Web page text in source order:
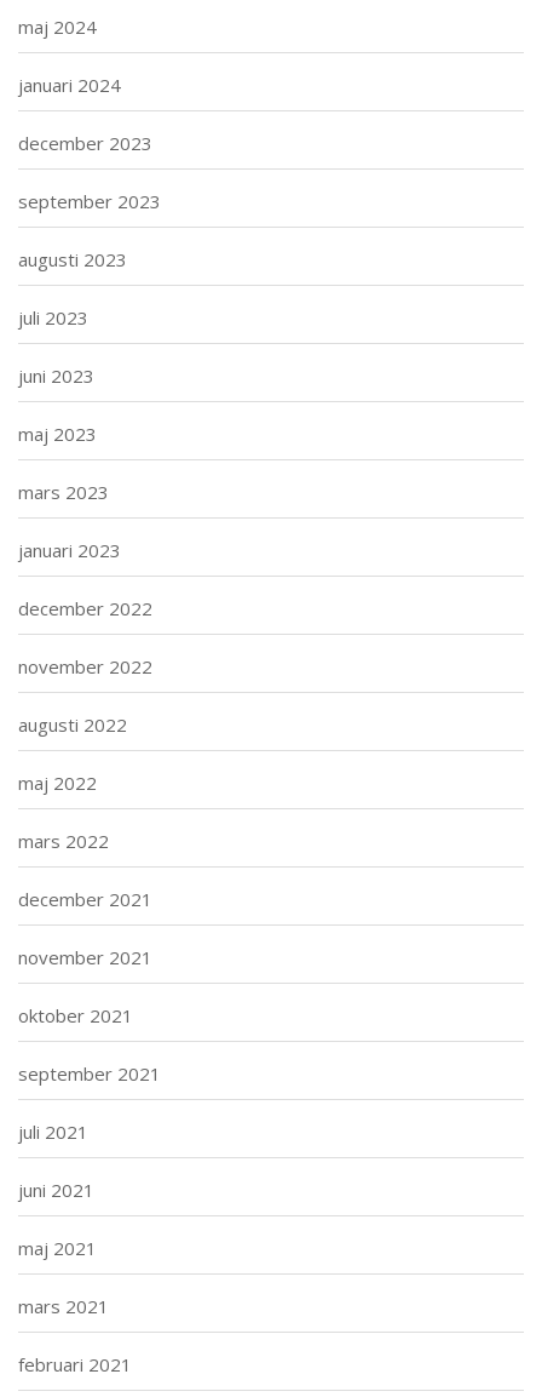
maj 2024
januari 2024
december 2023
september 2023
augusti 2023
juli 2023
juni 2023
maj 2023
mars 2023
januari 2023
december 2022
november 2022
augusti 2022
maj 2022
mars 2022
december 2021
november 2021
oktober 2021
september 2021
juli 2021
juni 2021
maj 2021
mars 2021
februari 2021